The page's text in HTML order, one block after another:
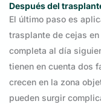
Después del
El último paso es
trasplante de cejas
completa al día
tienen en cuenta dos
crecen en la zona
pueden surgir